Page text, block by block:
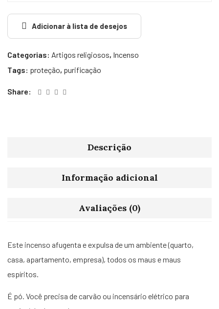
Adicionar à lista de desejos
Categorias: Artigos religiosos, Incenso
Tags: proteção, purificação
Share:
Descrição
Informação adicional
Avaliações (0)
Este incenso afugenta e expulsa de um ambiente (quarto,
casa, apartamento, empresa), todos os maus e maus
espíritos.
É pó. Você precisa de carvão ou incensário elétrico para